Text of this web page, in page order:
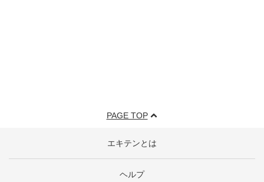
PAGE TOP
エキテンとは
ヘルプ